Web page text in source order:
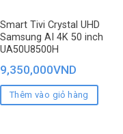
Smart Tivi Crystal UHD
Samsung AI 4K 50 inch
UA50U8500H
9,350,000VND
Thêm vào giỏ hàng